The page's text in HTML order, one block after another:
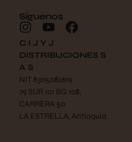
Síguenos
C I J Y J
DISTRIBUCIONES S
A S
NIT 8305082619
79 SUR 101 BG 108,
CARRERA 50
LA ESTRELLA, Antioquia